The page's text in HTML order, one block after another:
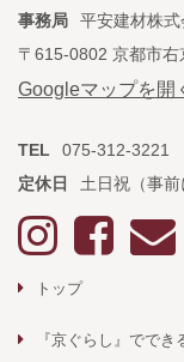
事務局
平安建材株式
〒615-0802 京都市
Googleマップを開
TEL 075-312-3221
定休日
土日祝（事前
トップ
『京ぐらし』ででき